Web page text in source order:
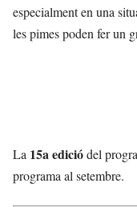
especialment en una
les pimes poden fer un
La 15a ediciódel
programa al setembre.